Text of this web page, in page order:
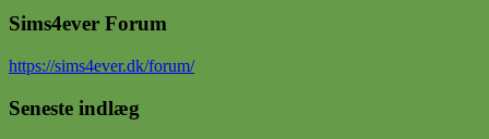
Sims4ever Forum
https://sims4ever.dk/forum/
Seneste indlæg